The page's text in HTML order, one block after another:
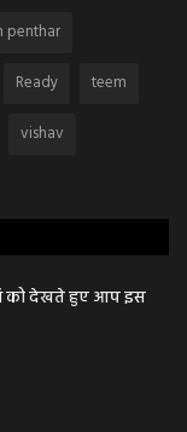
penthar
Ready
teem
vishav
को देखते हुए आप इस